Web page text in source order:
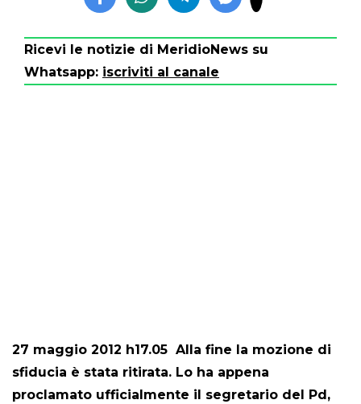
Ricevi le notizie di MeridioNews su
Whatsapp: iscriviti al canale
27 maggio 2012 h17.05 Alla fine la mozione di
sfiducia è stata ritirata. Lo ha appena
proclamato ufficialmente il segretario del Pd,